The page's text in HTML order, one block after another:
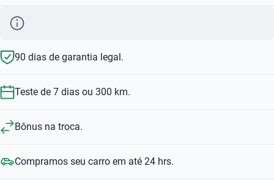
90 dias de garantia legal.
Teste de 7 dias ou 300 km.
Bônus na troca.
Compramos seu carro em até 24 hrs.